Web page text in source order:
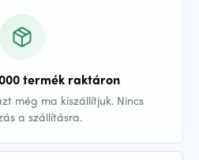
termék raktáron
még ma kiszállítjuk. Nincs
a szállításra.